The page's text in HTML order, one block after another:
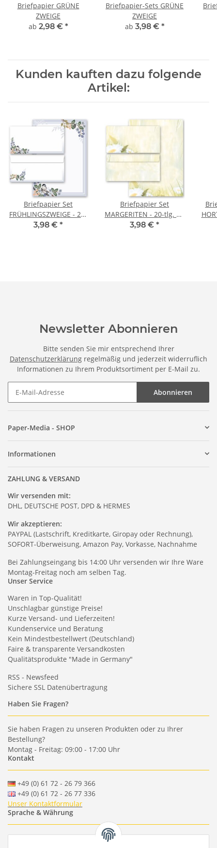
Briefpapier GRÜNE
ZWEIGE
ab 2,98 € *
Briefpapier-Sets GRÜNE
ZWEIGE
ab 3,98 € *
Kunden kauften dazu folgende
Artikel:
Briefpapier Set
FRÜHLINGSZWEIGE - 20-
tlg. DL (ohne Fenster)
3,98 € *
Briefpapier Set
MARGERITEN - 20-tlg. DL
(ohne Fenster)
3,98 € *
Newsletter Abonnieren
Bitte senden Sie mir entsprechend Ihrer
Datenschutzerklärung regelmäßig und jederzeit widerruflich
Informationen zu Ihrem Produktsortiment per E-Mail zu.
Abonnieren
Paper-Media - SHOP
Informationen
ZAHLUNG & VERSAND
Wir versenden mit:
DHL, DEUTSCHE POST, DPD & HERMES
Wir akzeptieren:
PAYPAL (Lastschrift, Kreditkarte, Giropay oder Rechnung),
SOFORT-Überweisung, Amazon Pay, Vorkasse, Nachnahme
Bei Zahlungseingang bis 14:00 Uhr versenden wir Ihre Ware
Montag-Freitag noch am selben Tag.
Unser Service
Waren in Top-Qualität!
Unschlagbar günstige Preise!
Kurze Versand- und Lieferzeiten!
Kundenservice und Beratung
Kein Mindestbestellwert (Deutschland)
Faire & transparente Versandkosten
Qualitätsprodukte "Made in Germany"
RSS - Newsfeed
Sichere SSL Datenübertragung
Haben Sie Fragen?
Sie haben Fragen zu unseren Produkten oder zu Ihrer
Bestellung?
Montag - Freitag: 09:00 - 17:00 Uhr
Kontakt
+49 (0) 61 72 - 26 79 366
+49 (0) 61 72 - 26 77 336
Unser Kontaktformular
Sprache & Währung
- - - -